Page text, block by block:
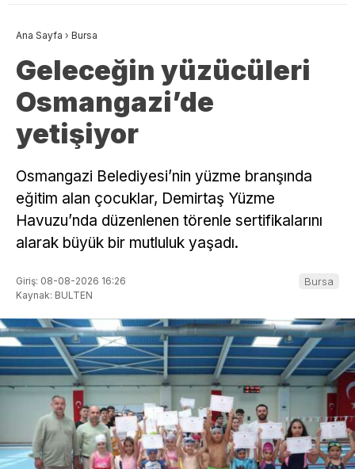
Ana Sayfa › Bursa
Geleceğin yüzücüleri
Osmangazi’de
yetişiyor
Osmangazi Belediyesi’nin yüzme branşında
eğitim alan çocuklar, Demirtaş Yüzme
Havuzu’nda düzenlenen törenle sertifikalarını
alarak büyük bir mutluluk yaşadı.
Giriş: 08-08-2026 16:26
Kaynak: BULTEN
Bursa